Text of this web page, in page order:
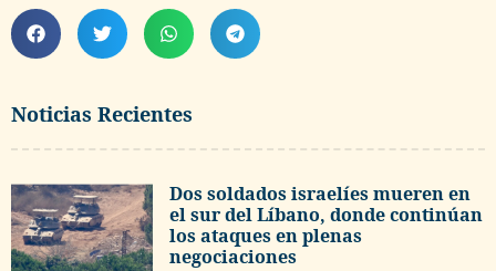
Noticias Recientes
Dos soldados israelíes mueren en
el sur del Líbano, donde continúan
los ataques en plenas
negociaciones